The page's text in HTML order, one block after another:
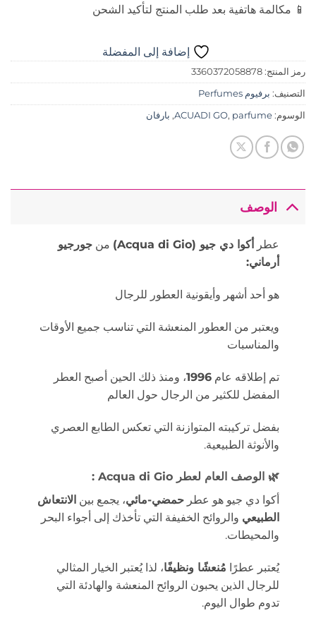
📱 مكالمة هاتفية بعد طلب المنتج لتأكيد الشحن
إضافة إلى المفضلة
رمز المنتج: 3360372058878
التصنيف: برفيوم Perfumes
الوسوم: ACUADI GO, parfume
, بارفان
الوصف
عطر أكوا دي جيو (Acqua di Gio) من جورجيو
أرماني:
هو أحد أشهر وأيقونية العطور للرجال
ويعتبر من العطور المنعشة التي تناسب جميع الأوقات
والمناسبات
تم إطلاقه عام 1996، ومنذ ذلك الحين أصبح العطر
المفضل للكثير من الرجال حول العالم
بفضل تركيبته المتوازنة التي تعكس الطابع العصري
والأنوثة الطبيعية.
🌿 الوصف العام لعطر Acqua di Gio :
أكوا دي جيو هو عطر حمضي-مائي، يجمع بين الانتعاش
الطبيعي والروائح الخفيفة التي تأخذك إلى أجواء البحر
والمحيطات.
يُعتبر عطرًا مُنعشًا ونظيفًا، لذا يُعتبر الخيار المثالي
للرجال الذين يحبون الروائح المنعشة والهادئة التي
تدوم طوال اليوم.